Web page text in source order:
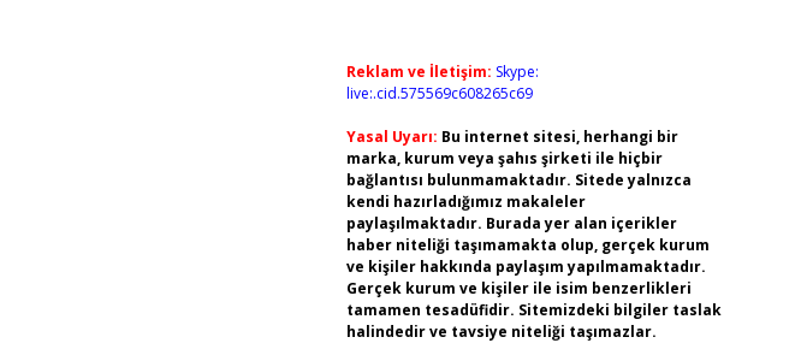
Reklam ve İletişim: Skype:
live:.cid.575569c608265c69
Yasal Uyarı: Bu internet sitesi, herhangi bir
marka, kurum veya şahıs şirketi ile hiçbir
bağlantısı bulunmamaktadır. Sitede yalnızca
kendi hazırladığımız makaleler
paylaşılmaktadır. Burada yer alan içerikler
haber niteliği taşımamakta olup, gerçek kurum
ve kişiler hakkında paylaşım yapılmamaktadır.
Gerçek kurum ve kişiler ile isim benzerlikleri
tamamen tesadüfidir. Sitemizdeki bilgiler taslak
halindedir ve tavsiye niteliği taşımazlar.